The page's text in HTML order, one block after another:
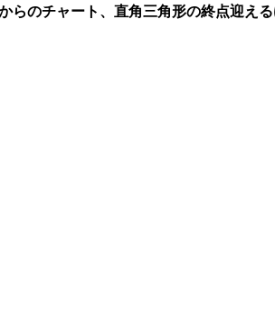
らのチャート、直角三角形の終点迎え